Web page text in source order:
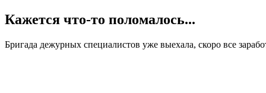
Кажется что-то поломалось...
Бригада дежурных специалистов уже выехала, скоро все